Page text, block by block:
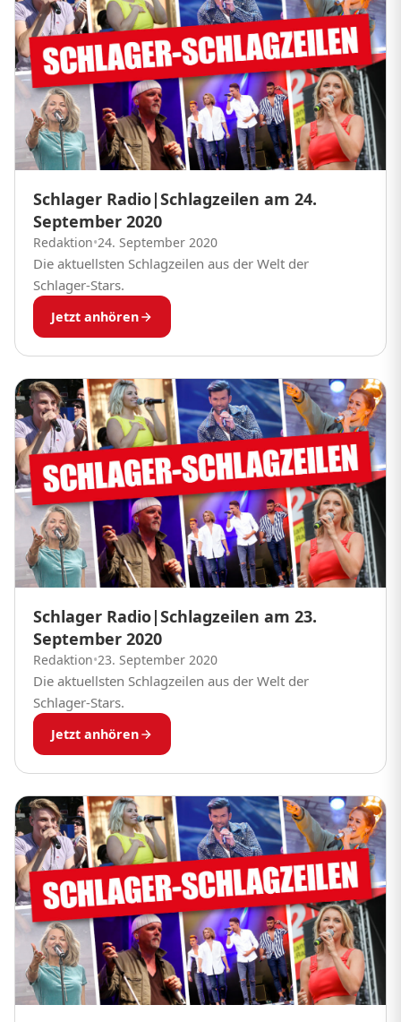
Schlager Radio|Schlagzeilen am 24.
September 2020
Redaktion•24. September 2020
Die aktuellsten Schlagzeilen aus der Welt der
Schlager-Stars.
Jetzt anhören
Schlager Radio|Schlagzeilen am 23.
September 2020
Redaktion•23. September 2020
Die aktuellsten Schlagzeilen aus der Welt der
Schlager-Stars.
Jetzt anhören